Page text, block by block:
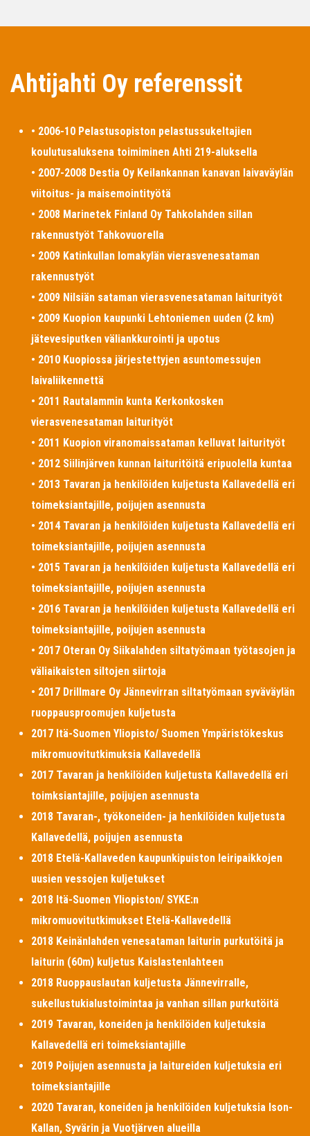
Ahtijahti Oy referenssit
• 2006-10 Pelastusopiston pelastussukeltajien
koulutusaluksena toimiminen Ahti 219-aluksella
• 2007-2008 Destia Oy Keilankannan kanavan laivaväylän
viitoitus- ja maisemointityötä
• 2008 Marinetek Finland Oy Tahkolahden sillan
rakennustyöt Tahkovuorella
• 2009 Katinkullan lomakylän vierasvenesataman
rakennustyöt
• 2009 Nilsiän sataman vierasvenesataman laiturityöt
• 2009 Kuopion kaupunki Lehtoniemen uuden (2 km)
jätevesiputken väliankkurointi ja upotus
• 2010 Kuopiossa järjestettyjen asuntomessujen
laivaliikennettä
• 2011 Rautalammin kunta Kerkonkosken
vierasvenesataman laiturityöt
• 2011 Kuopion viranomaissataman kelluvat laiturityöt
• 2012 Siilinjärven kunnan laituritöitä eripuolella kuntaa
• 2013 Tavaran ja henkilöiden kuljetusta Kallavedellä eri
toimeksiantajille, poijujen asennusta
• 2014 Tavaran ja henkilöiden kuljetusta Kallavedellä eri
toimeksiantajille, poijujen asennusta
• 2015 Tavaran ja henkilöiden kuljetusta Kallavedellä eri
toimeksiantajille, poijujen asennusta
• 2016 Tavaran ja henkilöiden kuljetusta Kallavedellä eri
toimeksiantajille, poijujen asennusta
• 2017 Oteran Oy Siikalahden siltatyömaan työtasojen ja
väliaikaisten siltojen siirtoja
• 2017 Drillmare Oy Jännevirran siltatyömaan syväväylän
ruoppausproomujen kuljetusta
2017 Itä-Suomen Yliopisto/ Suomen Ympäristökeskus
mikromuovitutkimuksia Kallavedellä
2017 Tavaran ja henkilöiden kuljetusta Kallavedellä eri
toimksiantajille, poijujen asennusta
2018 Tavaran-, työkoneiden- ja henkilöiden kuljetusta
Kallavedellä, poijujen asennusta
2018 Etelä-Kallaveden kaupunkipuiston leiripaikkojen
uusien vessojen kuljetukset
2018 Itä-Suomen Yliopiston/ SYKE:n
mikromuovitutkimukset Etelä-Kallavedellä
2018 Keinänlahden venesataman laiturin purkutöitä ja
laiturin (60m) kuljetus Kaislastenlahteen
2018 Ruoppauslautan kuljetusta Jännevirralle,
sukellustukialustoimintaa ja vanhan sillan purkutöitä
2019 Tavaran, koneiden ja henkilöiden kuljetuksia
Kallavedellä eri toimeksiantajille
2019 Poijujen asennusta ja laitureiden kuljetuksia eri
toimeksiantajille
2020 Tavaran, koneiden ja henkilöiden kuljetuksia Ison-
Kallan, Syvärin ja Vuotjärven alueilla